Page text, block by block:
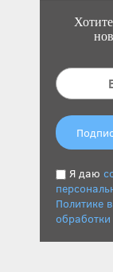
Я даю
Политике